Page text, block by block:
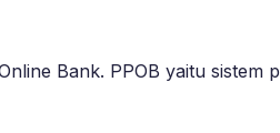
Bank. PPOB yaitu